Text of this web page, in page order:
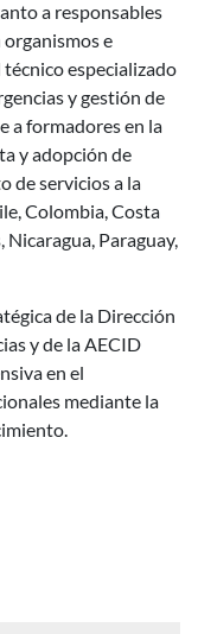
a responsables
organismos e
especializado
y gestión de
a formadores en la
y adopción de
de servicios a la
Colombia, Costa
Nicaragua, Paraguay,
de la Dirección
y de la AECID
en el
mediante la